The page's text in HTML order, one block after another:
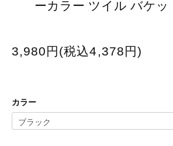
ーカラー ツイル バケッ
3,980円(税込4,378円)
カラー